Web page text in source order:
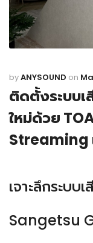
byANYSOUND on
ติดตั้งระบบ
ใหม่ด้วย
Streaming
เจาะลึกระบ
Sangetsu